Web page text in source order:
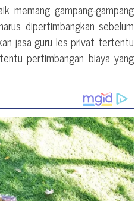
memang gampang-gampang
dipertimbangkan sebelum
jasa guru les privat tertentu
pertimbangan biaya yang